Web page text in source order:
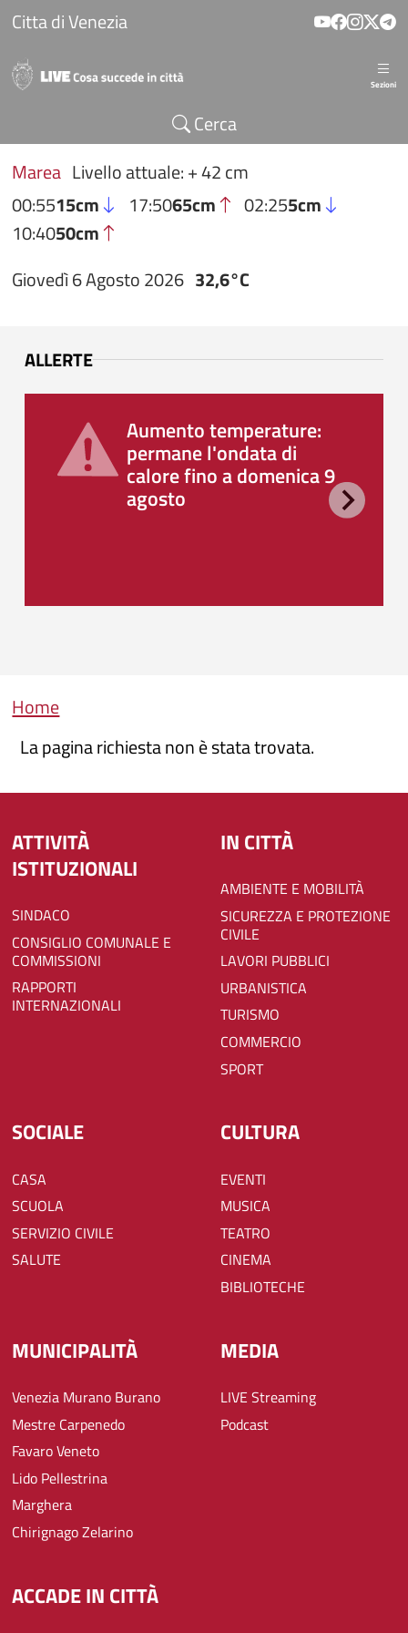
Salta al contenuto principale
Citta di Venezia
Sezioni
Cerca
Marea Livello attuale: + 42 cm
00:5515cm 17:5065cm 02:255cm
10:4050cm
Giovedì 6 Agosto 2026 32,6°C
ALLERTE
Aumento temperature:
permane l'ondata di
calore fino a domenica 9
agosto
Briciole di pane
Home
La pagina richiesta non è stata trovata.
ATTIVITÀ
ISTITUZIONALI
SINDACO
CONSIGLIO COMUNALE E
COMMISSIONI
RAPPORTI
INTERNAZIONALI
IN CITTÀ
AMBIENTE E MOBILITÀ
SICUREZZA E PROTEZIONE
CIVILE
LAVORI PUBBLICI
URBANISTICA
TURISMO
COMMERCIO
SPORT
SOCIALE
CASA
SCUOLA
SERVIZIO CIVILE
SALUTE
CULTURA
EVENTI
MUSICA
TEATRO
CINEMA
BIBLIOTECHE
MUNICIPALITÀ
Venezia Murano Burano
Mestre Carpenedo
Favaro Veneto
Lido Pellestrina
Marghera
Chirignago Zelarino
MEDIA
LIVE Streaming
Podcast
ACCADE IN CITTÀ